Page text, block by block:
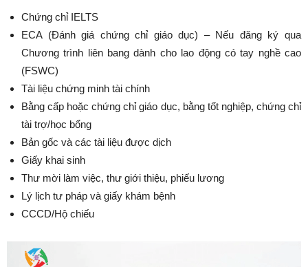
Chứng chỉ IELTS
ECA (Đánh giá chứng chỉ giáo dục) – Nếu đăng ký qua
Chương trình liên bang dành cho lao động có tay nghề cao
(FSWC)
Tài liệu chứng minh tài chính
Bằng cấp hoặc chứng chỉ giáo dục, bằng tốt nghiệp, chứng chỉ
tài trợ/học bổng
Bản gốc và các tài liệu được dịch
Giấy khai sinh
Thư mời làm việc, thư giới thiệu, phiếu lương
Lý lịch tư pháp và giấy khám bệnh
CCCD/Hộ chiếu